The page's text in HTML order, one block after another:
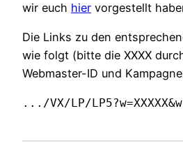
wir euch hier vorgestellt
Die Links zu den
wie folgt (bitte die XXXX
Webmaster-ID und
.../VX/LP/